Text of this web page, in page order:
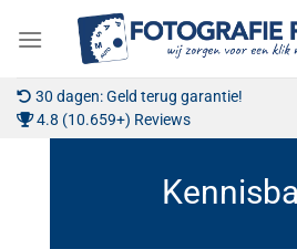
naar
30 dagen: Geld terug garantie!
4.8 (10.659+) Reviews